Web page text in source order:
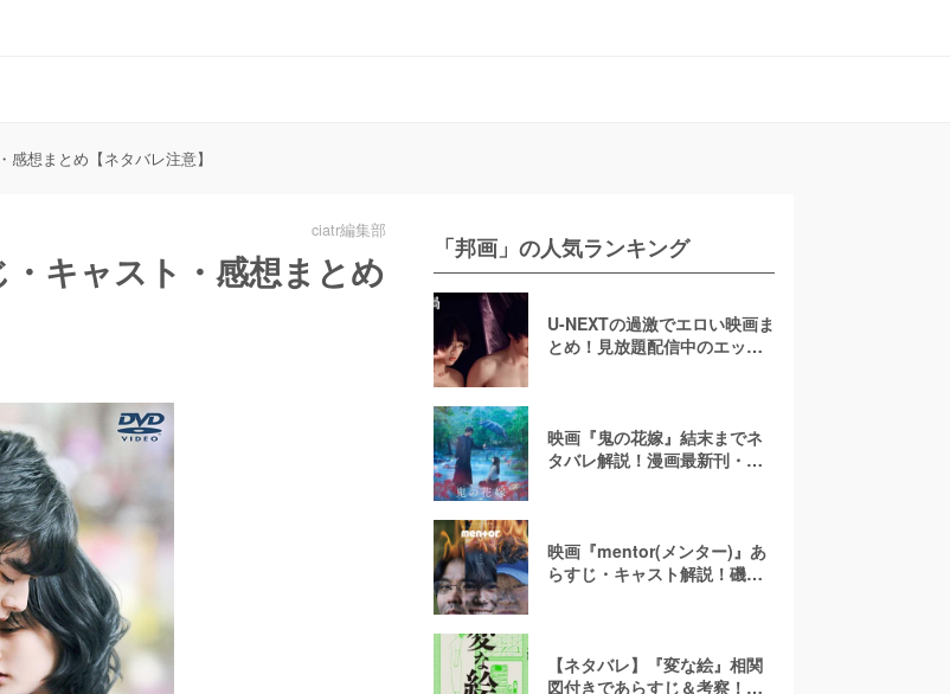
想まとめ【ネタバレ注意】
ciatr編集部
キャスト・感想まとめ
「邦画」の人気ランキング
U-NEXTの過激でエロい映画ま
とめ！見放題配信中のエッチ
映画『鬼の花嫁』結末までネ
タバレ解説！漫画最新刊・小
映画『mentor(メンター)』あ
らすじ・キャスト解説！磯村
メント
【ネタバレ】『変な絵』相関
図付きであらすじ＆考察！重